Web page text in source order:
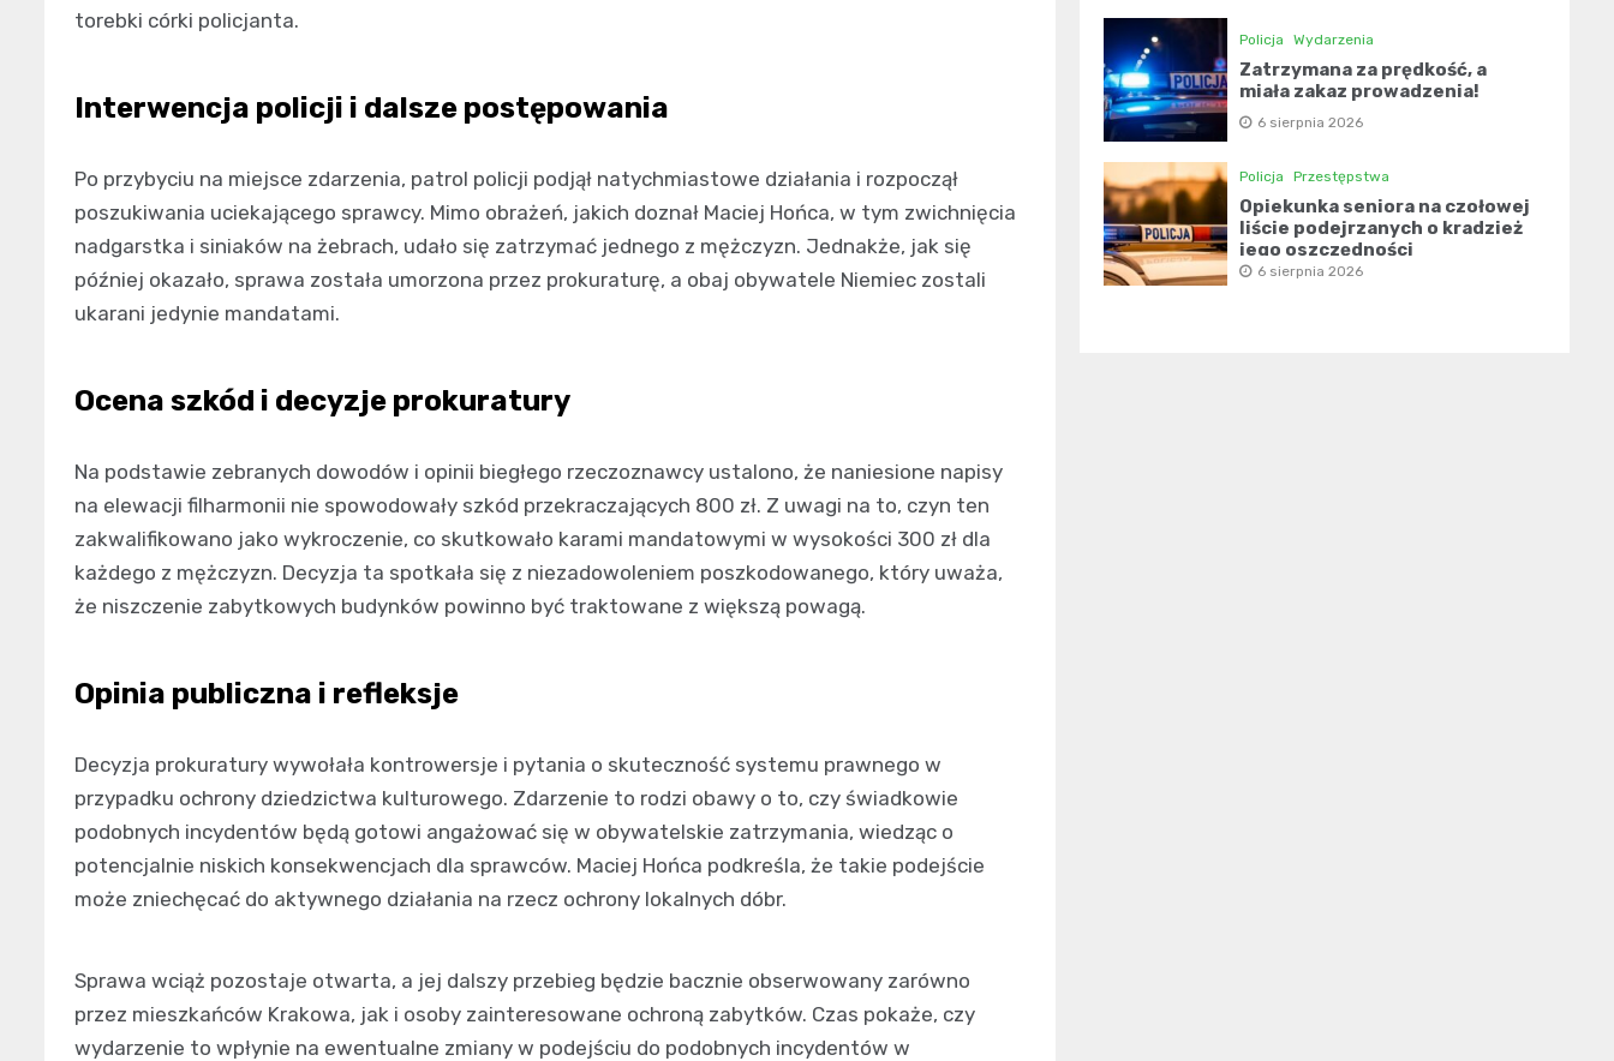
torebki córki policjanta.
Interwencja policji i dalsze postępowania
Po przybyciu na miejsce zdarzenia, patrol policji podjął natychmiastowe działania i rozpoczął
poszukiwania uciekającego sprawcy. Mimo obrażeń, jakich doznał Maciej Hońca, w tym zwichnięcia
nadgarstka i siniaków na żebrach, udało się zatrzymać jednego z mężczyzn. Jednakże, jak się
później okazało, sprawa została umorzona przez prokuraturę, a obaj obywatele Niemiec zostali
ukarani jedynie mandatami.
Ocena szkód i decyzje prokuratury
Na podstawie zebranych dowodów i opinii biegłego rzeczoznawcy ustalono, że naniesione napisy
na elewacji filharmonii nie spowodowały szkód przekraczających 800 zł. Z uwagi na to, czyn ten
zakwalifikowano jako wykroczenie, co skutkowało karami mandatowymi w wysokości 300 zł dla
każdego z mężczyzn. Decyzja ta spotkała się z niezadowoleniem poszkodowanego, który uważa,
że niszczenie zabytkowych budynków powinno być traktowane z większą powagą.
Opinia publiczna i refleksje
Decyzja prokuratury wywołała kontrowersje i pytania o skuteczność systemu prawnego w
przypadku ochrony dziedzictwa kulturowego. Zdarzenie to rodzi obawy o to, czy świadkowie
podobnych incydentów będą gotowi angażować się w obywatelskie zatrzymania, wiedząc o
potencjalnie niskich konsekwencjach dla sprawców. Maciej Hońca podkreśla, że takie podejście
może zniechęcać do aktywnego działania na rzecz ochrony lokalnych dóbr.
Sprawa wciąż pozostaje otwarta, a jej dalszy przebieg będzie bacznie obserwowany zarówno
przez mieszkańców Krakowa, jak i osoby zainteresowane ochroną zabytków. Czas pokaże, czy
wydarzenie to wpłynie na ewentualne zmiany w podejściu do podobnych incydentów w
Policja Wydarzenia
Zatrzymana za prędkość, a
miała zakaz prowadzenia!
6 sierpnia 2026
Policja Przestępstwa
Opiekunka seniora na czołowej
liście podejrzanych o kradzież
jego oszczędności
6 sierpnia 2026